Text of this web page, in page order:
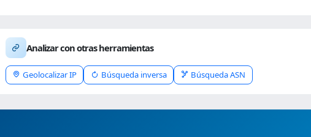
Analizar con otras herramientas
Geolocalizar IP Búsqueda inversa Búsqueda ASN